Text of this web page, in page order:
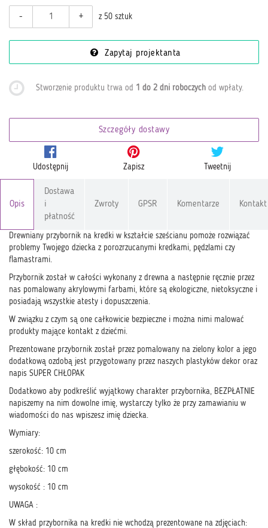
- + z 50 sztuk
Zapytaj projektanta
Stworzenie produktu trwa od 1 do 2 dni roboczych od wpłaty.
Szczegóły dostawy
Udostępnij Zapisz Tweetnij
Opis
Dostawa
i
płatność
Zwroty GPSR Komentarze Kontakt
Drewniany przybornik na kredki w kształcie sześcianu pomoże rozwiązać
problemy Twojego dziecka z porozrzucanymi kredkami, pędzlami czy
flamastrami.
Przybornik został w całości wykonany z drewna a następnie ręcznie przez
nas pomalowany akrylowymi farbami, które są ekologiczne, nietoksyczne i
posiadają wszystkie atesty i dopuszczenia.
W związku z czym są one całkowicie bezpieczne i można nimi malować
produkty mające kontakt z dziećmi.
Prezentowane przybornik został przez pomalowany na zielony kolor a jego
dodatkową ozdobą jest przygotowany przez naszych plastyków dekor oraz
napis SUPER CHŁOPAK
Dodatkowo aby podkreślić wyjątkowy charakter przybornika, BEZPŁATNIE
napiszemy na nim dowolne imię, wystarczy tylko że przy zamawianiu w
wiadomości do nas wpiszesz imię dziecka.
Wymiary:
szerokość: 10 cm
głębokość: 10 cm
wysokość : 10 cm
UWAGA :
W skład przybornika na kredki nie wchodzą prezentowane na zdjęciach: